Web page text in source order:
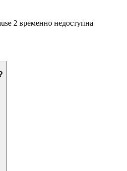
2 временно недоступна